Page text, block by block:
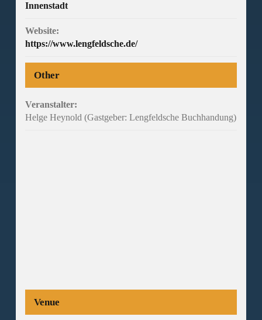
Innenstadt
Website:
https://www.lengfeldsche.de/
Other
Veranstalter:
Helge Heynold (Gastgeber: Lengfeldsche Buchhandung)
Venue